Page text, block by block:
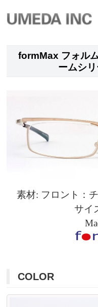
formMax フォル
ームシ
素材: フロント：
サイ
COLOR